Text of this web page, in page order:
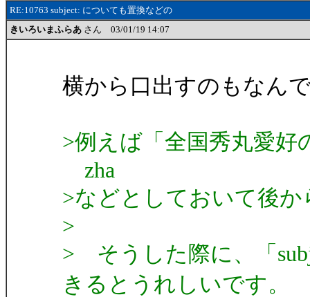
RE:10763 subject: についても置換などの
きいろいまふらあ さん 03/01/19 14:07
横から口出すのもなん
>例えば「全国秀丸愛好
zha
>などとしておいて後
>
> そうした際に、「
きるとうれしいです。